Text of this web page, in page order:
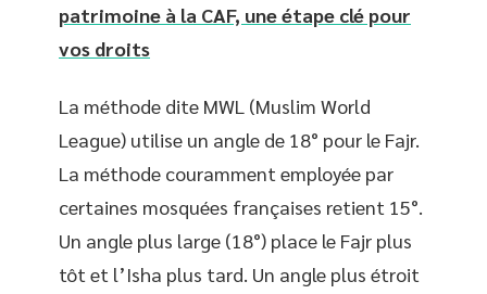
patrimoine à la CAF, une étape clé pour
vos droits
La méthode dite MWL (Muslim World
League) utilise un angle de 18° pour le Fajr.
La méthode couramment employée par
certaines mosquées françaises retient 15°.
Un angle plus large (18°) place le Fajr plus
tôt et l’Isha plus tard. Un angle plus étroit